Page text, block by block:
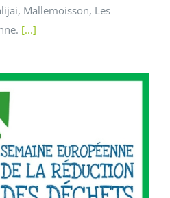
Mallemoisson, Les
[...]